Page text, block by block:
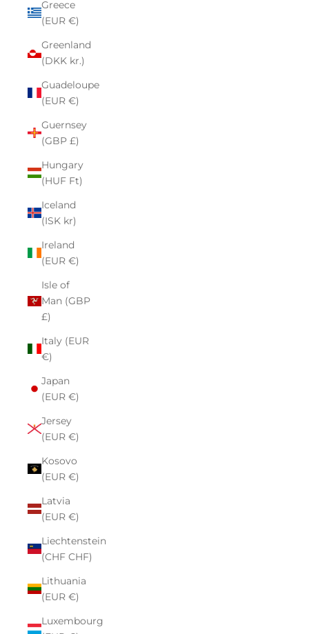
Greece
(EUR €)
Greenland
(DKK kr.)
Guadeloupe
(EUR €)
Guernsey
(GBP £)
Hungary
(HUF Ft)
Iceland
(ISK kr)
Ireland
(EUR €)
Isle of
Man (GBP
£)
Italy (EUR
€)
Japan
(EUR €)
Jersey
(EUR €)
Kosovo
(EUR €)
Latvia
(EUR €)
Liechtenstein
(CHF CHF)
Lithuania
(EUR €)
Luxembourg